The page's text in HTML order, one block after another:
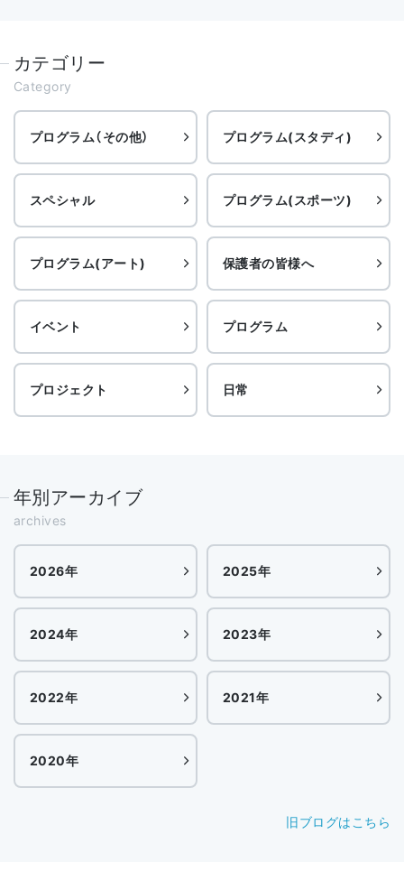
カテゴリー
Category
プログラム（その他） プログラム(スタディ)
スペシャル プログラム(スポーツ)
プログラム(アート) 保護者の皆様へ
イベント プログラム
プロジェクト 日常
年別アーカイブ
archives
2026年 2025年
2024年 2023年
2022年 2021年
2020年
旧ブログはこちら